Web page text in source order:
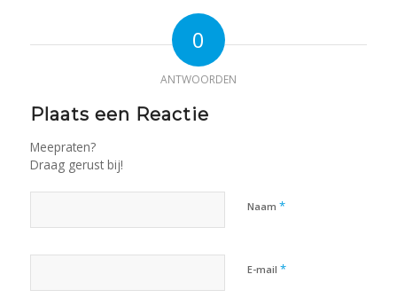
0
ANTWOORDEN
Plaats een Reactie
Meepraten?
Draag gerust bij!
Naam *
E-mail *